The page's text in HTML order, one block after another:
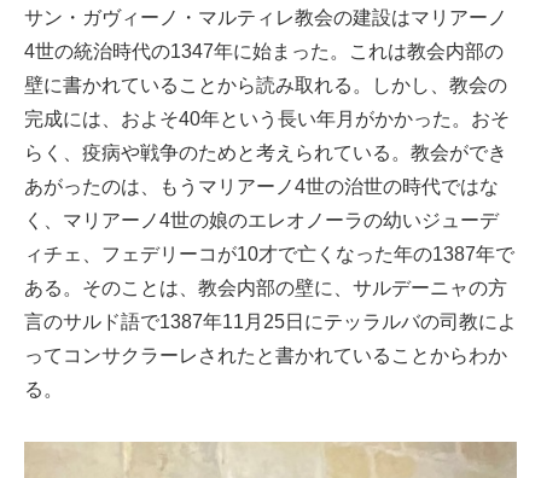
サン・ガヴィーノ・マルティレ教会の建設はマリアーノ
4世の統治時代の1347年に始まった。これは教会内部の
壁に書かれていることから読み取れる。しかし、教会の
完成には、およそ40年という長い年月がかかった。おそ
らく、疫病や戦争のためと考えられている。教会ができ
あがったのは、もうマリアーノ4世の治世の時代ではな
く、マリアーノ4世の娘のエレオノーラの幼いジューデ
ィチェ、フェデリーコが10才で亡くなった年の1387年で
ある。そのことは、教会内部の壁に、サルデーニャの方
言のサルド語で1387年11月25日にテッラルバの司教によ
ってコンサクラーレされたと書かれていることからわか
る。